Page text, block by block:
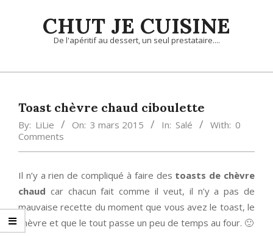
CHUT JE CUISINE
De l'apéritif au dessert, un seul prestataire....
Primary
MenuToast chèvre chaud ciboulette
By: LiLie On: 3 mars 2015 In: Salé With: 0
Comments
Il n’y a rien de compliqué à faire des toasts de chèvre
chaud car chacun fait comme il veut, il n’y a pas de
mauvaise recette du moment que vous avez le toast, le
chèvre et que le tout passe un peu de temps au four. 🙂